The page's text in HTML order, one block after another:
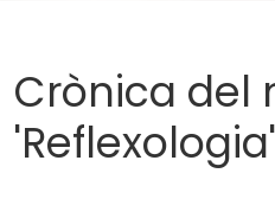
Crònica del
'Reflexologia'